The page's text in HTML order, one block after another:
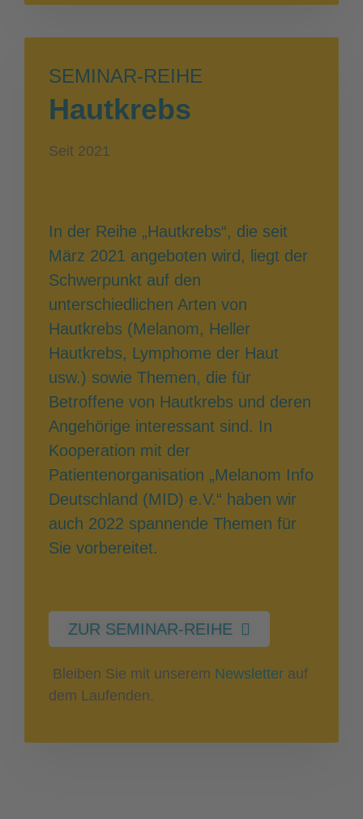
SEMINAR-REIHE
Hautkrebs
Seit 2021
In der Reihe „Hautkrebs“, die seit
März 2021 angeboten wird, liegt der
Schwerpunkt auf den
unterschiedlichen Arten von
Hautkrebs (Melanom, Heller
Hautkrebs, Lymphome der Haut
usw.) sowie Themen, die für
Betroffene von Hautkrebs und deren
Angehörige interessant sind. In
Kooperation mit der
Patientenorganisation „Melanom Info
Deutschland (MID) e.V.“ haben wir
auch 2022 spannende Themen für
Sie vorbereitet.
ZUR SEMINAR-REIHE
Bleiben Sie mit unserem Newsletter auf
dem Laufenden.